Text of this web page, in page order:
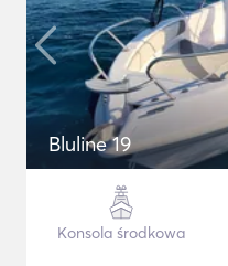
Bluline 19
Konsola środkowa